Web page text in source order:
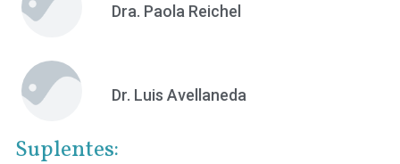
Dra. Paola Reichel
Dr. Luis Avellaneda
Suplentes: